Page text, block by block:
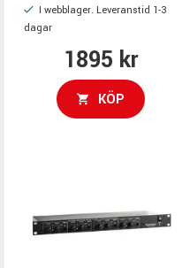
I webblager. Leveranstid 1-3
dagar
1895 kr
KÖP